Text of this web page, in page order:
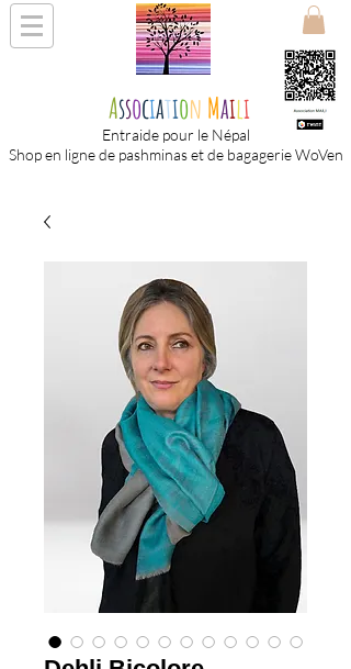
Association Maili
Entraide pour le Népal
Shop en ligne de pashminas et de bagagerie WoVen